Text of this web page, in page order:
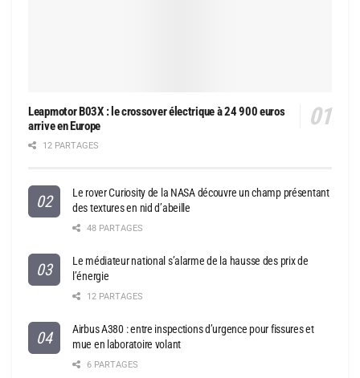
Leapmotor B03X : le crossover électrique à 24 900 euros
arrive en Europe
12 PARTAGES
Le rover Curiosity de la NASA découvre un champ présentant
des textures en nid d’abeille
48 PARTAGES
Le médiateur national s’alarme de la hausse des prix de
l’énergie
12 PARTAGES
Airbus A380 : entre inspections d’urgence pour fissures et
mue en laboratoire volant
6 PARTAGES